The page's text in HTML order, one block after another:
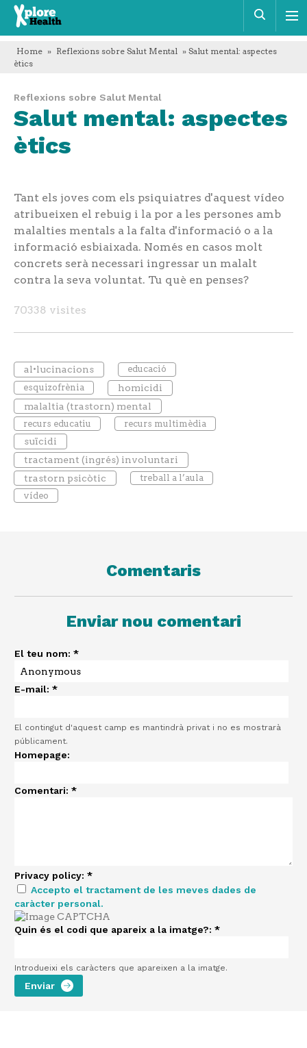
Xplore
Health
Home » Reflexions sobre Salut Mental » Salut mental: aspectes
ètics
Reflexions sobre Salut Mental
Salut mental: aspectes
ètics
Tant els joves com els psiquiatres d'aquest vídeo
atribueixen el rebuig i la por a les persones amb
malalties mentals a la falta d'informació o a la
informació esbiaixada. Només en casos molt
concrets serà necessari ingressar un malalt
contra la seva voluntat. Tu què en penses?
70338 visites
al•lucinacions
educació
esquizofrènia
homicidi
malaltia (trastorn) mental
recurs educatiu recurs multimèdia
suïcidi
tractament (ingrés) involuntari
trastorn psicòtic
treball a l’aula
vídeo
Comentaris
Enviar nou comentari
El teu nom: *
E-mail: *
El contingut d'aquest camp es mantindrà privat i no es mostrarà
públicament.
Homepage:
Comentari: *
Privacy policy: *
Accepto el tractament de les meves dades de
caràcter personal.
Quin és el codi que apareix a la imatge?: *
Introdueixi els caràcters que apareixen a la imatge.